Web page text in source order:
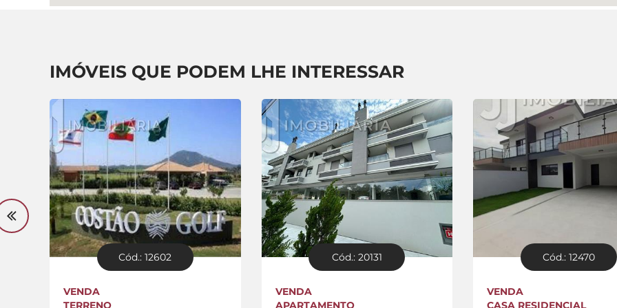
IMÓVEIS QUE PODEM LHE INTERESSAR
Cód.: 12602
VENDA
TERRENO
Cód.: 20131
VENDA
APARTAMENTO
Cód.: 12470
VENDA
CASA RESIDENCIAL